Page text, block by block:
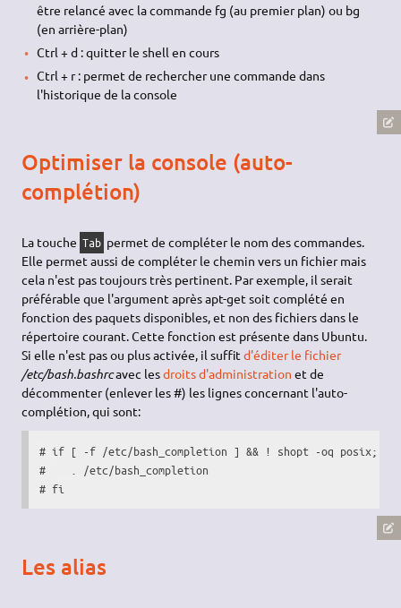
être relancé avec la commande fg (au premier plan) ou bg
(en arrière-plan)
Ctrl + d : quitter le shell en cours
Ctrl + r : permet de rechercher une commande dans
l'historique de la console
Optimiser la console (auto-
complétion)
La touche Tab permet de compléter le nom des commandes.
Elle permet aussi de compléter le chemin vers un fichier mais
cela n'est pas toujours très pertinent. Par exemple, il serait
préférable que l'argument après apt-get soit complété en
fonction des paquets disponibles, et non des fichiers dans le
répertoire courant. Cette fonction est présente dans Ubuntu.
Si elle n'est pas ou plus activée, il suffitd'éditer le fichier
/etc/bash.bashrcavec lesdroits d'administration et de
décommenter (enlever les #) les lignes concernant l'auto-
complétion, qui sont:
# if [ -f /etc/bash_completion ] && ! shopt -oq posix;
#    . /etc/bash_completion
# fi
Les alias